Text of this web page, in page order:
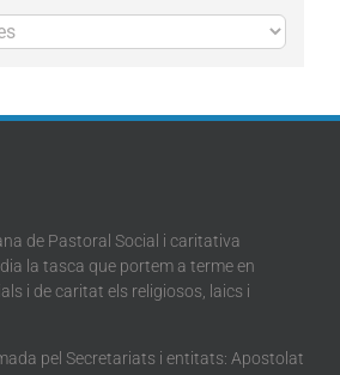
de Pastoral Social i caritativa
la tasca que portem a terme en
i de caritat els religiosos, laics i
pel Secretariats i entitats: Apostolat